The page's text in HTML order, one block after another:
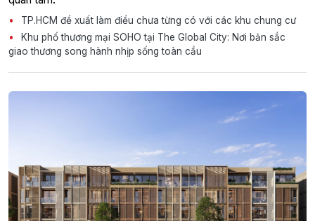
TP.HCM đề xuất làm điều chưa từng có với các khu chung cư
Khu phố thương mại SOHO tại The Global City: Nơi bản sắc
giao thương song hành nhịp sống toàn cầu